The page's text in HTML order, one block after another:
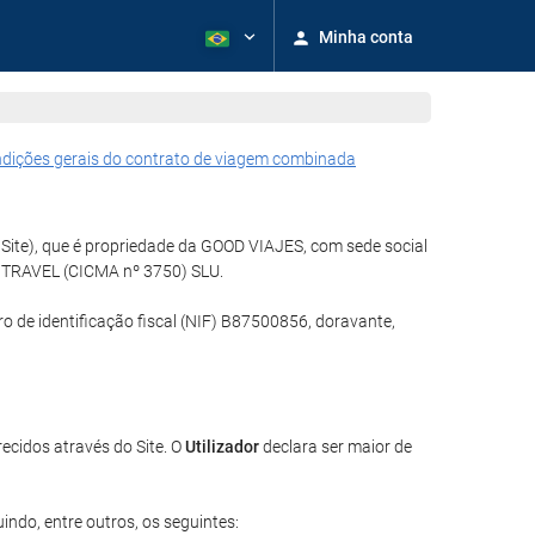
Minha conta
gerais do contrato de viagem combinada
que é propriedade da GOOD VIAJES, com sede social
(CICMA nº 3750) SLU.
de identificação fiscal (NIF) B87500856, doravante,
através do Site. OUtilizadordeclara ser maior de
entre outros, os seguintes: